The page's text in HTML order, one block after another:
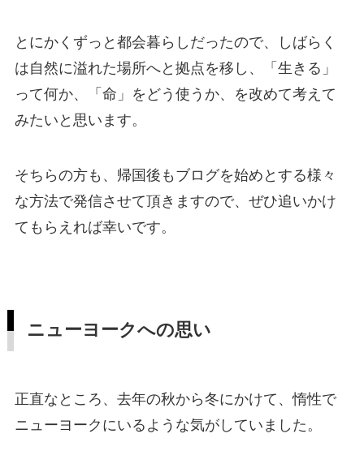
とにかくずっと都会暮らしだったので、しばらく
は自然に溢れた場所へと拠点を移し、「生きる」
って何か、「命」をどう使うか、を改めて考えて
みたいと思います。
そちらの方も、帰国後もブログを始めとする様々
な方法で発信させて頂きますので、ぜひ追いかけ
てもらえれば幸いです。
ニューヨークへの思い
正直なところ、去年の秋から冬にかけて、惰性で
ニューヨークにいるような気がしていました。